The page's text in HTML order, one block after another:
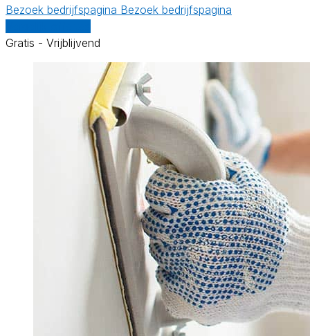
Bezoek bedrijfspagina Bezoek bedrijfspagina
Gratis - Vrijblijvend